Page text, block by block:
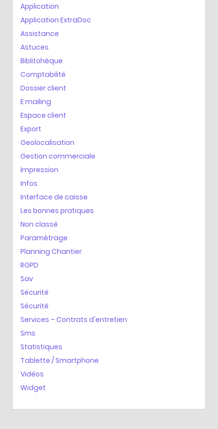
Application
Application ExtraDoc
Assistance
Astuces
Biblitohèque
Comptabilité
Dossier client
E mailing
Espace client
Export
Geolocalisation
Gestion commerciale
Impression
Infos
Interface de caisse
Les bonnes pratiques
Non classé
Paramètrage
Planning Chantier
RGPD
Sav
Sécurité
Sécurité
Services – Contrats d'entretien
Sms
Statistiques
Tablette / Smartphone
Vidéos
Widget